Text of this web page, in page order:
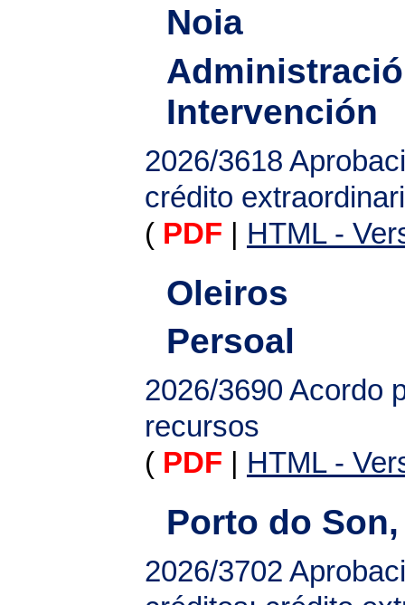
Noia
Intervención
2026/3618
crédito
( PDF HTML -
Oleiros
Persoal
2026/3690 Acordo
recursos
( PDF HTML -
Porto do Son,
2026/3702